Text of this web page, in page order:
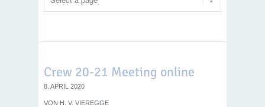
Crew 20-21 Meeting online
8. APRIL 2020
VON H. V. VIEREGGE